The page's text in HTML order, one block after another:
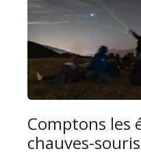
Comptons les
chauves-souris